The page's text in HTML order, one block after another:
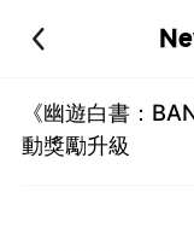
《幽遊白書：
動獎勵升級